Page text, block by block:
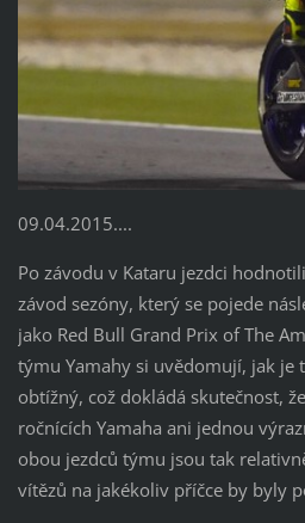
09.04.2015....
Po závodu v Kataru jezdci
závod sezóny, který se pojede
jako Red Bull Grand Prix of The
týmu Yamahy si uvědomují, jak je
obtížný, což dokládá skutečnost,
ročnících Yamaha ani jednou
obou jezdců týmu jsou tak
vítězů na jakékoliv příčce by byly